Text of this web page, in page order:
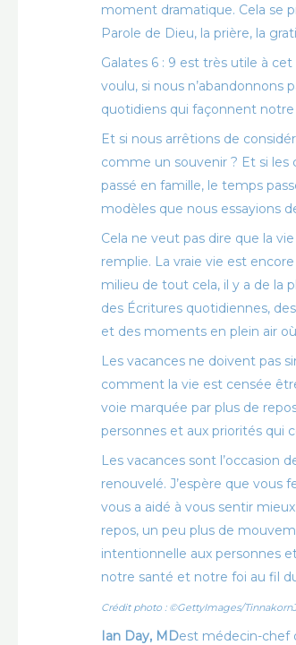
moment dramatique. Cela se
Parole de Dieu, la prière, la
Galates 6 : 9 est très utile à
voulu, si nous n’abandonnons
quotidiens qui façonnent
Et si nous arrêtions de
comme un souvenir ? Et si
passé en famille, le temps
modèles que nous essayions
Cela ne veut pas dire que la
remplie. La vraie vie est
milieu de tout cela, il y a de la
des Écritures quotidiennes,
et des moments en plein air
Les vacances ne doivent pas
comment la vie est censée
voie marquée par plus de
personnes et aux priorités qui
Les vacances sont l’occasion
renouvelé. J’espère que vous
vous a aidé à vous sentir
repos, un peu plus de
intentionnelle aux personnes
notre santé et notre foi au fil
Crédit photo : ©GettyImages/
Ian Day, MDest médecin-chef